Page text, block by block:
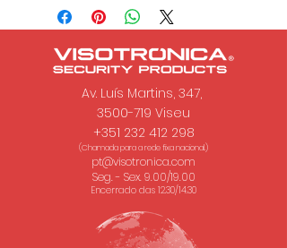
Av. Luís Martins, 347,
3500-719 Viseu
+351 232 412 298
(Chamada para a rede fixa nacional.)
pt@visotronica.com
Seg. - Sex. 9.00/19.00
Encerrado das 12.30/14.30